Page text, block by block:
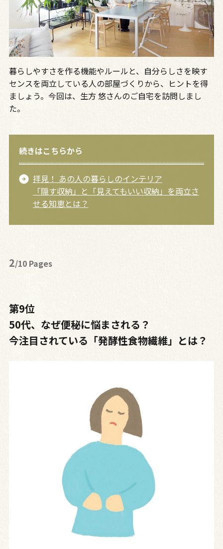
暮らしやすさを作る機能やルールと、自分らしさを映す
センスを両立している人の部屋づくりから、ヒントを得
ましょう。今回は、生方 悠さんのご自宅を訪問しまし
た。
続きはこちらから
拝見！ あの人の暮らしのインテリア
「隠す収納」と「見えてもいい収納」を両立さ
せる知恵とは？
2/10 Pages
第9位
50代、なぜ便秘に悩まされる？
今注目されている「発酵性食物繊維」とは？